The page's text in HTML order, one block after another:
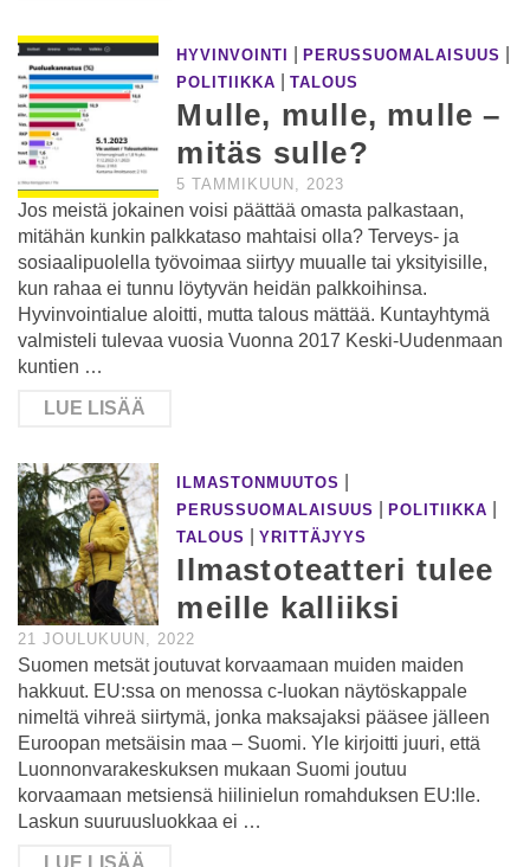
HYVINVOINTI |PERUSSUOMALAISUUS
POLITIIKKA |TALOUS
Mulle, mulle, mulle –
mitäs sulle?
5 TAMMIKUUN, 2023
Jos meistä jokainen voisi päättää omasta palkastaan,
mitähän kunkin palkkataso mahtaisi olla? Terveys- ja
sosiaalipuolella työvoimaa siirtyy muualle tai yksityisille,
kun rahaa ei tunnu löytyvän heidän palkkoihinsa.
Hyvinvointialue aloitti, mutta talous mättää. Kuntayhtymä
valmisteli tulevaa vuosia Vuonna 2017 Keski-Uudenmaan
kuntien …
LUE LISÄÄ
ILMASTONMUUTOS
PERUSSUOMALAISUUS |POLITIIKKA
TALOUS |YRITTÄJYYS
Ilmastoteatteri tulee
meille kalliiksi
21 JOULUKUUN, 2022
Suomen metsät joutuvat korvaamaan muiden maiden
hakkuut. EU:ssa on menossa c-luokan näytöskappale
nimeltä vihreä siirtymä, jonka maksajaksi pääsee jälleen
Euroopan metsäisin maa – Suomi. Yle kirjoitti juuri, että
Luonnonvarakeskuksen mukaan Suomi joutuu
korvaamaan metsiensä hiilinielun romahduksen EU:lle.
Laskun suuruusluokkaa ei …
LUE LISÄÄ